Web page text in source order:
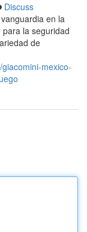
Discuss
en la
la seguridad
de
mexico-